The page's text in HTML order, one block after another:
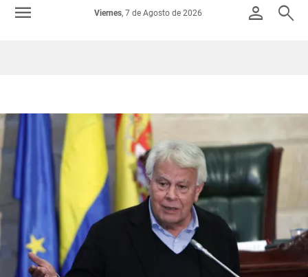
Colombia
person search
Viernes, 7 de Agosto de 2026
menu